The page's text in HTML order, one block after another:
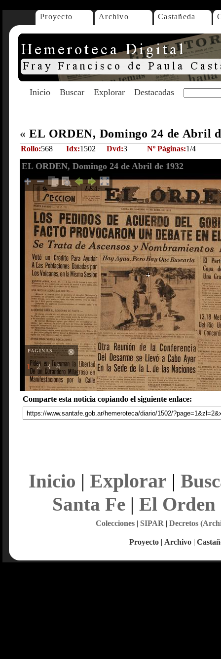
Proyecto Archivo Castañeda
Inicio Buscar Explorar Destacadas
« EL ORDEN, Domingo 24 de Abril
Rollo:568 Idx:1502 Dvd:3 Nº Páginas:1/4
EL ORDEN, Domingo 24 de Abril de 1932
PAGINAS
1 2 3 4
Comparte esta noticia copiando el siguiente enlace:
Inicio | Explorar |
Santa Fe| El Orden
Colecciones| SIPAR | Decretos
Proyecto | Archivo |